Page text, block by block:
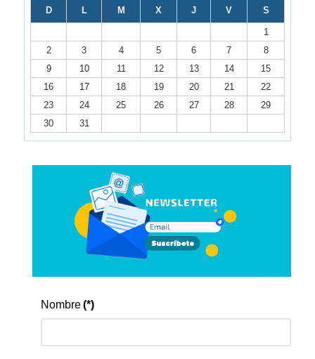
D L M X J V S
1
2
3 4 5 6 7
8
9
10 11 12 13 14
15
16
17 18 19 20 21
22
23
24 25 26 27 28
29
30
31
Nombre(*)